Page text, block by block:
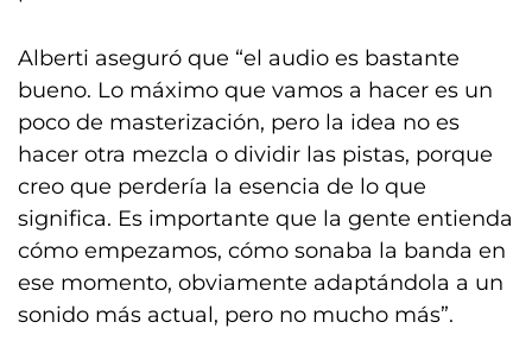
Alberti aseguró que “el audio es bastante
bueno. Lo máximo que vamos a hacer es un
poco de masterización, pero la idea no es
hacer otra mezcla o dividir las pistas, porque
creo que perdería la esencia de lo que
significa. Es importante que la gente entienda
cómo empezamos, cómo sonaba la banda en
ese momento, obviamente adaptándola a un
sonido más actual, pero no mucho más”.